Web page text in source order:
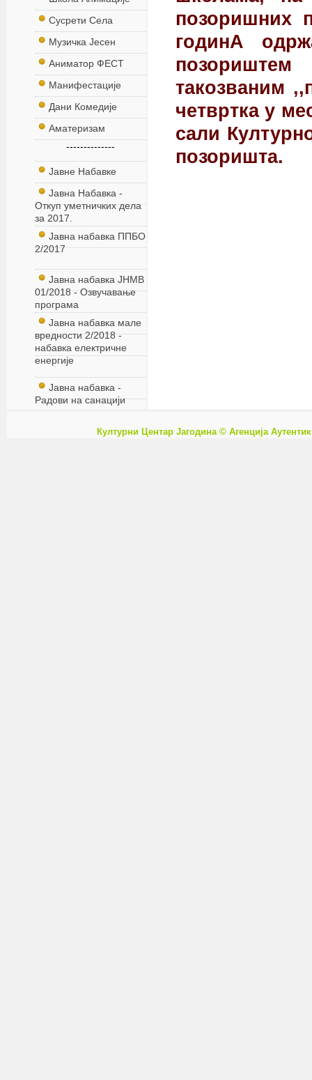
Сусрети Села
Музичка Јесен
Аниматор ФЕСТ
Манифестације
Дани Комедије
Аматеризам
--------------
Јавне Набавке
Јавна Набавка -
Откуп уметничких дела
за 2017.
Јавна набавка ППБО
2/2017
Јавна набавка ЈНМВ
01/2018 - Озвучавање
програма
Јавна набавка мале
вредности 2/2018 -
набавка електричне
енергије
Јавна набавка -
Радови на санацији
позоришних
годинА
такозваним
четвртка у
сали
позоришта.
Културни Центар Јагодина © Агенција Аутентик